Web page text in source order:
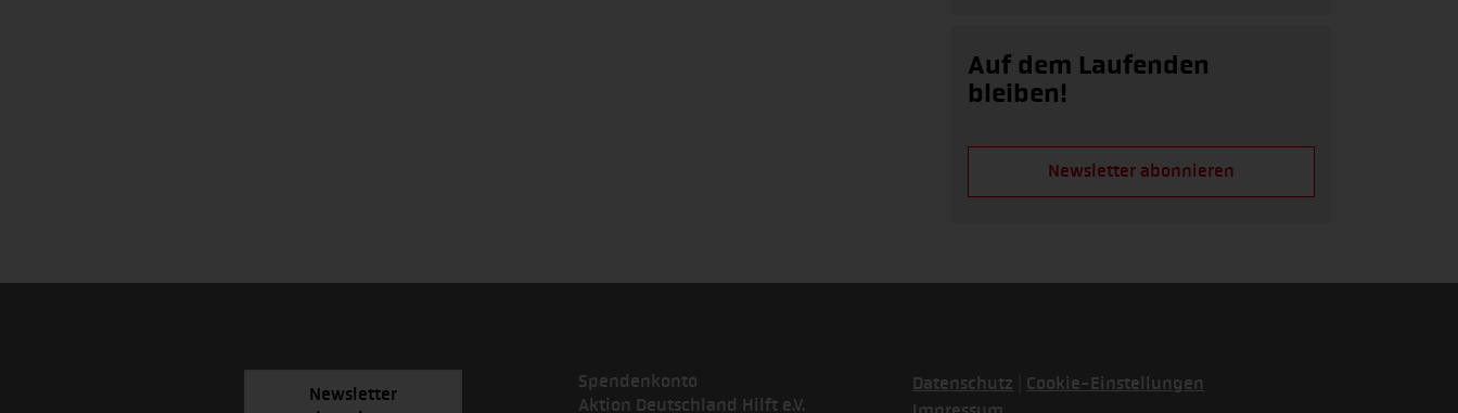
Auf dem Laufenden
bleiben!
Newsletter abonnieren
Newsletter
Spendenkonto
Aktion Deutschland Hilft e.V.
Datenschutz
Cookie-Einstellungen